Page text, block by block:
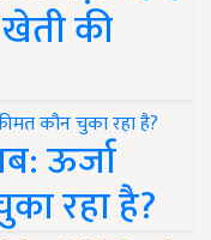
की
ऊर्जा
रहा है?